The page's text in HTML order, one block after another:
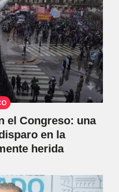
el Congreso: una
en la
herida